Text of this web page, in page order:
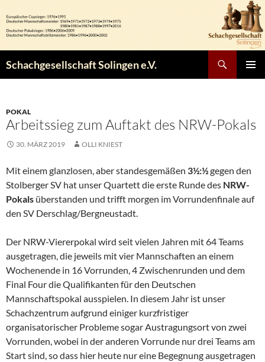
Inhalt
springen
Schachgesellschaft Solingen e.V.
POKAL
Arbeitssieg zum Auftakt des NRW-Pokals
30. MÄRZ 2019 OLLI KNIEST
Mit einem glanzlosen, aber standesgemäßen 3½:½gegen den
Stolberger SV hat unser Quartett die erste Runde des NRW-
Pokals überstanden und trifft morgen im Vorrundenfinale auf
den SV Derschlag/Bergneustadt.
Der NRW-Viererpokal wird seit vielen Jahren mit 64 Teams
ausgetragen, die jeweils mit vier Mannschaften an einem
Wochenende in 16 Vorrunden, 4 Zwischenrunden und dem
Final Four die Qualifikanten für den Deutschen
Mannschaftspokal ausspielen. In diesem Jahr ist unser
Schachzentrum aufgrund einiger kurzfristiger
organisatorischer Probleme sogar Austragungsort von zwei
Vorrunden, wobei in der anderen Vorrunde nur drei Teams am
Start sind, so dass hier heute nur eine Begegnung ausgetragen